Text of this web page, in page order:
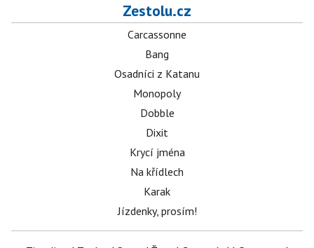
Zestolu.cz
Carcassonne
Bang
Osadníci z Katanu
Monopoly
Dobble
Dixit
Krycí jména
Na křídlech
Karak
Jízdenky, prosím!